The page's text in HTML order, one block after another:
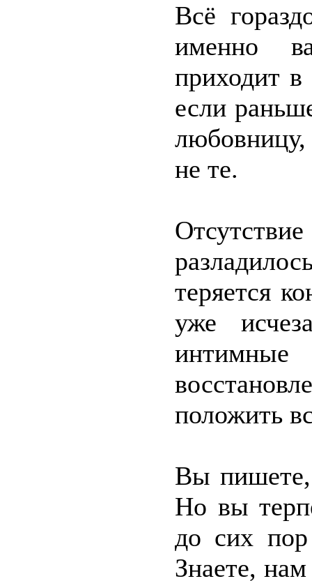
Всё
именно
приходит в
если
не те.
теряется
уже
положить
Вы
Но вы
до сих
Знаете,